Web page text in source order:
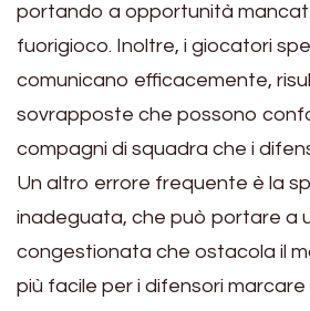
portando a opportunità
fuorigioco. Inoltre, i giocatori
comunicano efficacemente,
sovrapposte che possono
compagni di squadra che i
Un altro errore frequente è la
inadeguata, che può portare a
congestionata che ostacola il
più facile per i difensori marcare